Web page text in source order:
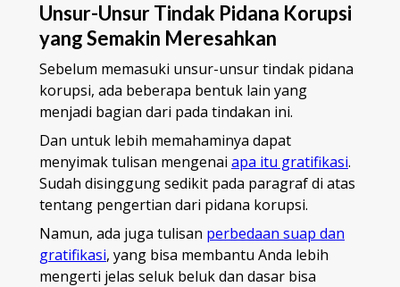
Unsur-Unsur Tindak Pidana Korupsi
yang Semakin Meresahkan
Sebelum memasuki unsur-unsur tindak pidana
korupsi, ada beberapa bentuk lain yang
menjadi bagian dari pada tindakan ini.
Dan untuk lebih memahaminya dapat
menyimak tulisan mengenai apa itu gratifikasi.
Sudah disinggung sedikit pada paragraf di atas
tentang pengertian dari pidana korupsi.
Namun, ada juga tulisan perbedaan suap dan
gratifikasi, yang bisa membantu Anda lebih
mengerti jelas seluk beluk dan dasar bisa